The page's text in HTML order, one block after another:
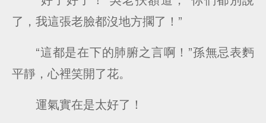
了，我這張老臉都沒地方擱了！”
“這都是在下的肺腑之言啊！”孫無忌表麪
平靜，心裡笑開了花。
運氣實在是太好了！